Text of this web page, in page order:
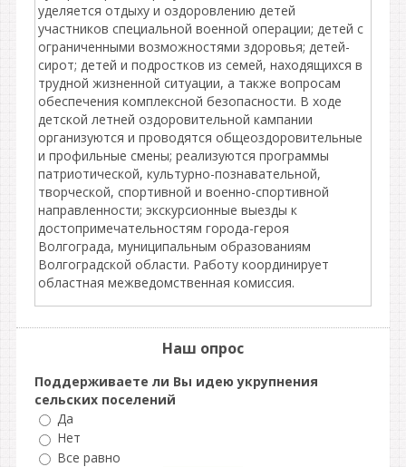
уделяется отдыху и оздоровлению детей
участников специальной военной операции; детей с
ограниченными возможностями здоровья; детей-
сирот; детей и подростков из семей, находящихся в
трудной жизненной ситуации, а также вопросам
обеспечения комплексной безопасности. В ходе
детской летней оздоровительной кампании
организуются и проводятся общеоздоровительные
и профильные смены; реализуются программы
патриотической, культурно-познавательной,
творческой, спортивной и военно-спортивной
направленности; экскурсионные выезды к
достопримечательностям города-героя
Волгограда, муниципальным образованиям
Волгоградской области. Работу координирует
областная межведомственная комиссия.
Наш опрос
Поддерживаете ли Вы идею укрупнения
сельских поселений
Да
Нет
Все равно